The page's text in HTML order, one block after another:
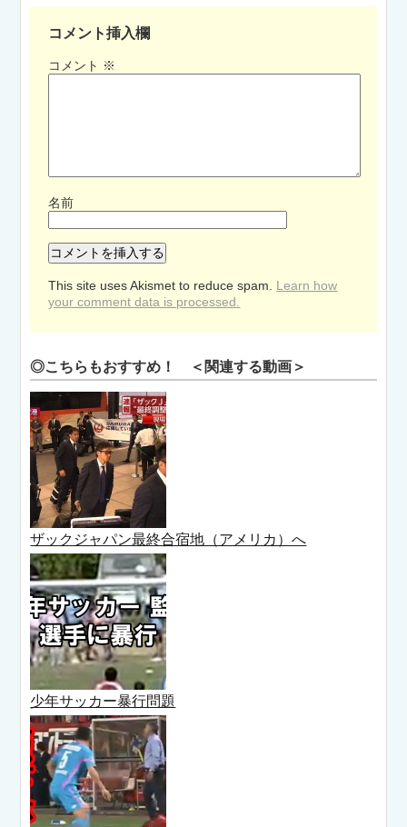
コメント挿入欄
コメント ※
名前
This site uses Akismet to reduce spam. Learn how
your comment data is processed.
◎こちらもおすすめ！ ＜関連する動画＞
ザックジャパン最終合宿地（アメリカ）へ
少年サッカー暴行問題